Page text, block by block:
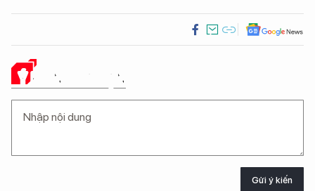
Ý KIẾN CỦA BẠN
Gửi ý kiến